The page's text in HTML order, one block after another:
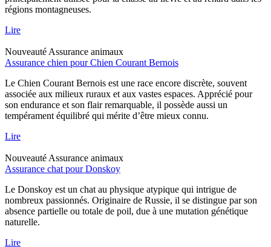
régions montagneuses.
Lire
Nouveauté Assurance animaux
Assurance chien pour Chien Courant Bernois
Le Chien Courant Bernois est une race encore discrète, souvent
associée aux milieux ruraux et aux vastes espaces. Apprécié pour
son endurance et son flair remarquable, il possède aussi un
tempérament équilibré qui mérite d’être mieux connu.
Lire
Nouveauté Assurance animaux
Assurance chat pour Donskoy
Le Donskoy est un chat au physique atypique qui intrigue de
nombreux passionnés. Originaire de Russie, il se distingue par son
absence partielle ou totale de poil, due à une mutation génétique
naturelle.
Lire